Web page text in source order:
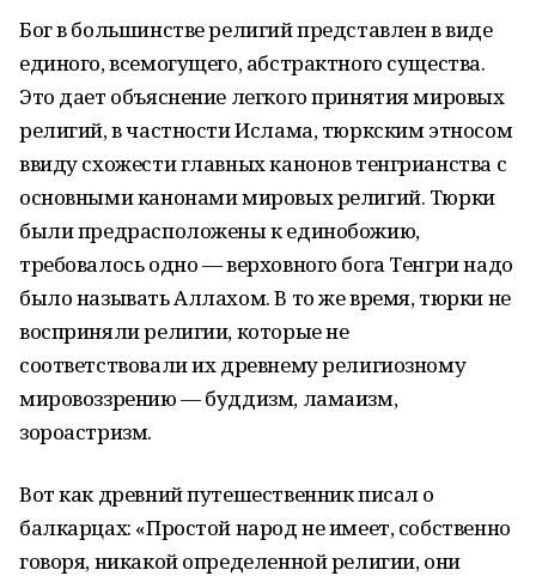
Бог в большинстве религий представлен в виде
единого, всемогущего, абстрактного существа.
Это дает объяснение легкого принятия мировых
религий, в частности Ислама, тюркским этносом
ввиду схожести главных канонов тенгрианства с
основными канонами мировых религий. Тюрки
были предрасположены к единобожию,
требовалось одно — верховного бога Тенгри надо
было называть Аллахом. В то же время, тюрки не
восприняли религии, которые не
соответствовали их древнему религиозному
мировоззрению — буддизм, ламаизм,
зороастризм.
Вот как древний путешественник писал о
балкарцах: «Простой народ не имеет, собственно
говоря, никакой определенной религии, они